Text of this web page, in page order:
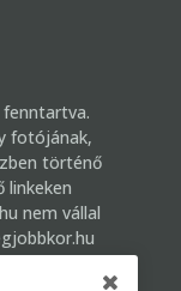
fotójának,
történő
linkeken
nem vállal